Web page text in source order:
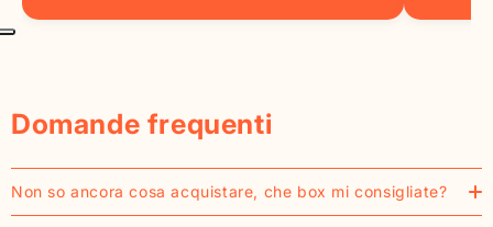
Domande frequenti
Non so ancora cosa acquistare, che box mi consigliate?